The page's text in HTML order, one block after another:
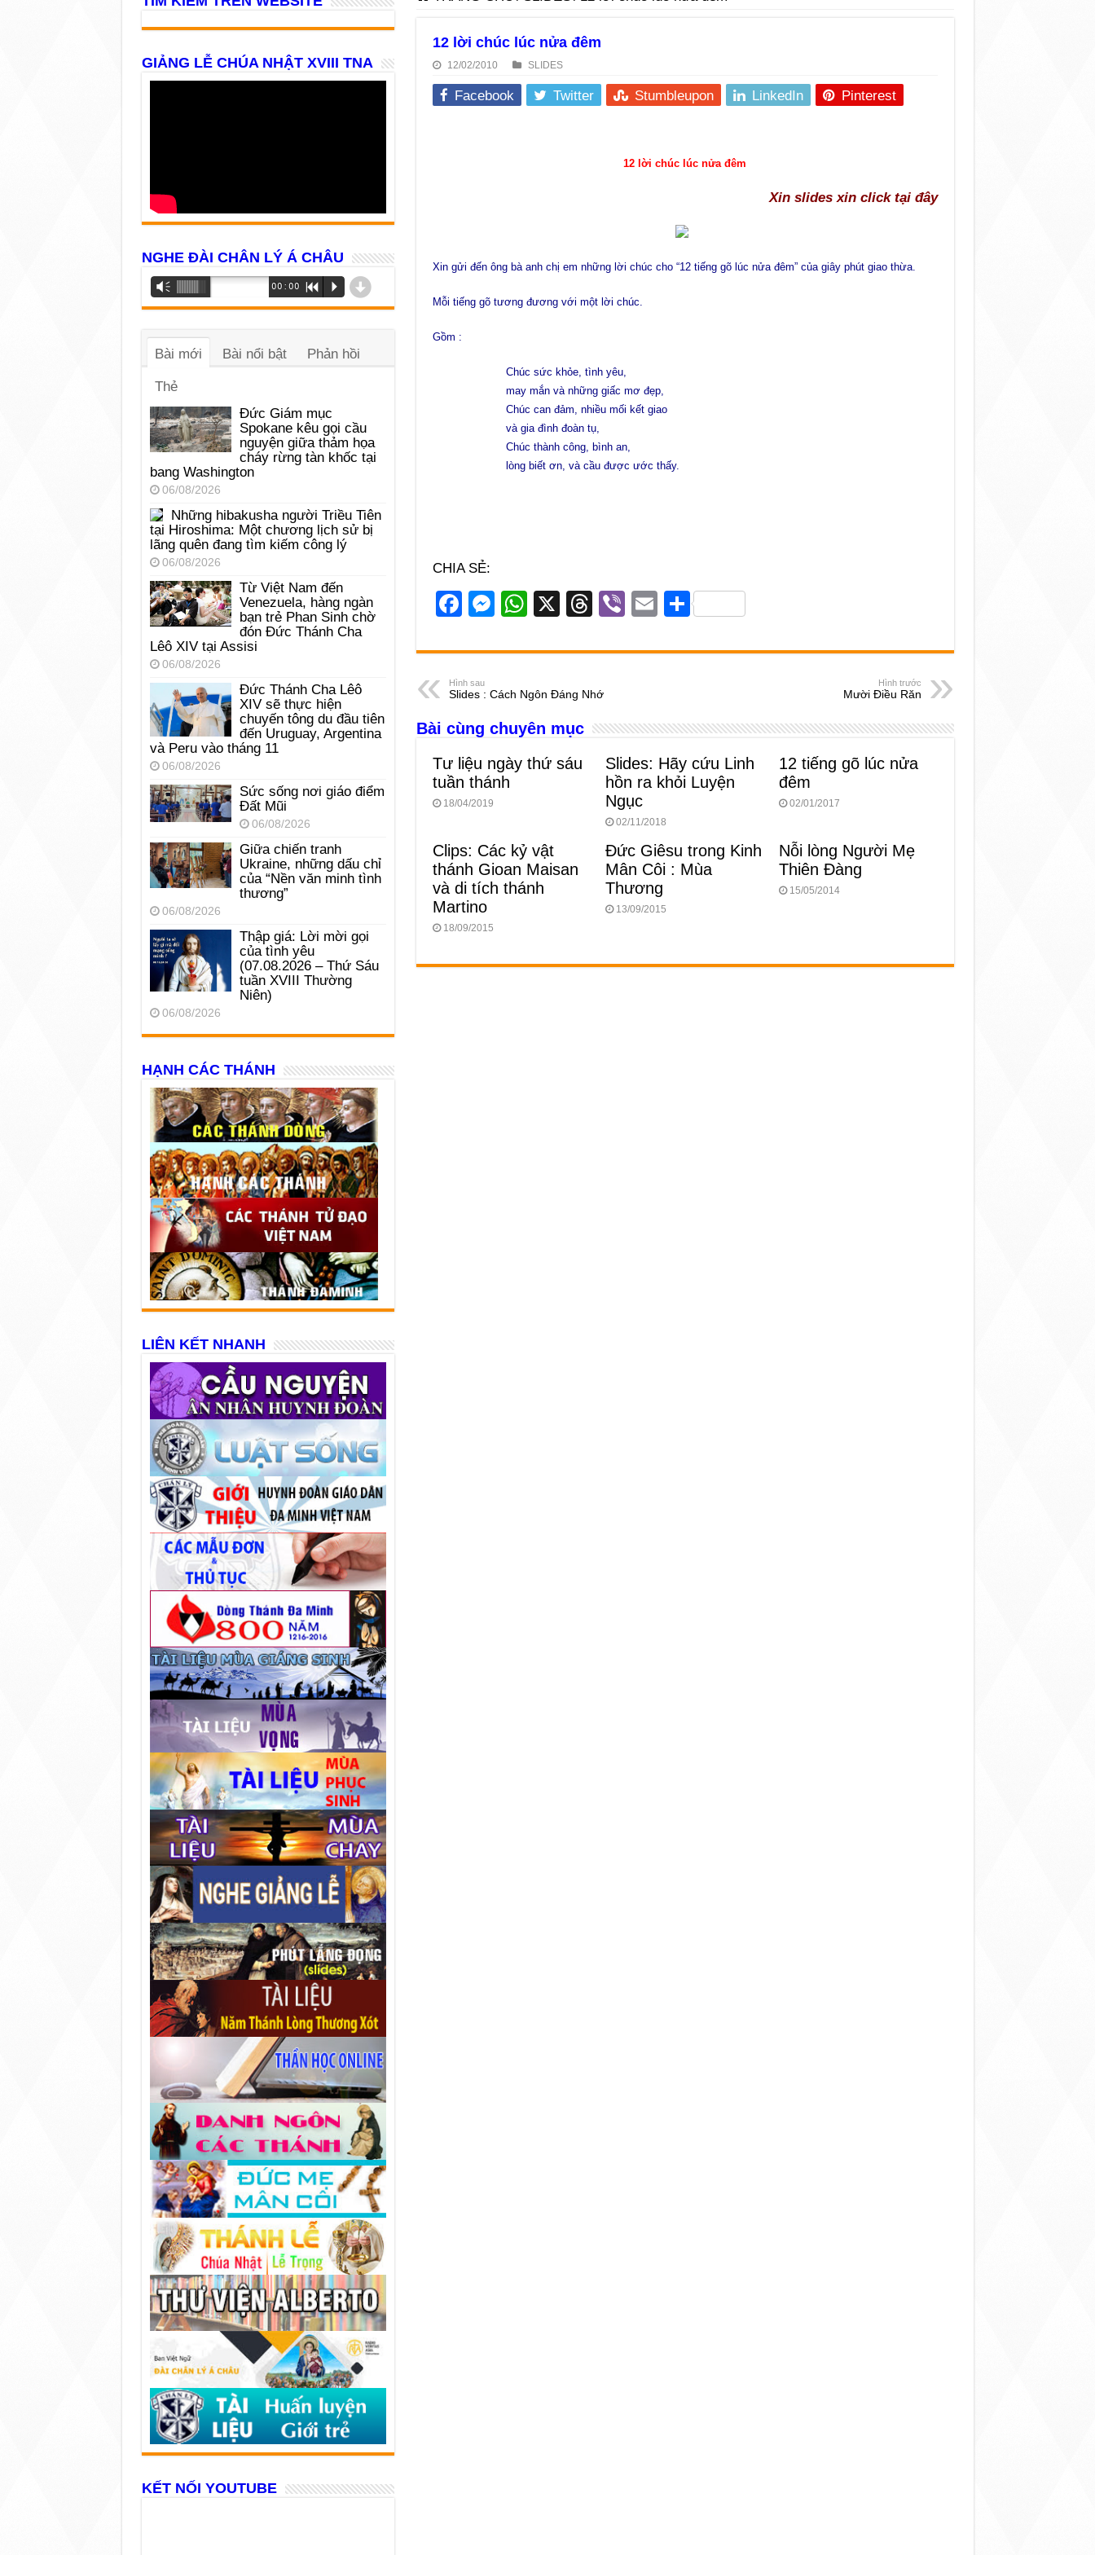
12 lời chúc lúc nửa đêm
12/02/2010 SLIDES
Facebook Twitter Stumbleupon LinkedIn Pinterest
12 lời chúc lúc nửa đêm
Xin slides xin click tại đây
Xin gửi đến ông bà anh chị em những lời chúc cho “12 tiếng gõ lúc nửa đêm” của giây phút giao thừa.
Mỗi tiếng gõ tương đương với một lời chúc.
Gồm :
Chúc sức khỏe, tình yêu,
may mắn và những giấc mơ đẹp,
Chúc can đảm, nhiều mối kết giao
và gia đình đoàn tụ,
Chúc thành công, bình an,
lòng biết ơn, và cầu được ước thấy.
CHIA SẺ:
F
c
e
b
o
o
k
M
ss
n
g
er
W
at
A
p
p
X
T
e
d
s
Vi
er
E
ail
S
ar
Hình sau
Slides : Cách Ngôn Đáng Nhớ
Hình trước
Mười Điều Răn
Bài cùng chuyên mục
Tư liệu ngày thứ sáu
tuần thánh
18/04/2019
Slides: Hãy cứu Linh
hồn ra khỏi Luyện
Ngục
02/11/2018
12 tiếng gõ lúc nửa
đêm
02/01/2017
Clips: Các kỷ vật
thánh Gioan Maisan
và di tích thánh
Martino
18/09/2015
Đức Giêsu trong Kinh
Mân Côi : Mùa
Thương
13/09/2015
Nỗi lòng Người Mẹ
Thiên Đàng
15/05/2014
GIẢNG LỄ CHÚA NHẬT XVIII TNA
NGHE ĐÀI CHÂN LÝ Á CHÂU
Trình
phát
âm
Vm 00:00 R P d
Bài mới Bài nổi bật Phản hồi
Thẻ
Đức Giám mục
Spokane kêu gọi cầu
nguyện giữa thảm họa
cháy rừng tàn khốc tại
bang Washington
06/08/2026
Những hibakusha người Triều Tiên
tại Hiroshima: Một chương lịch sử bị
lãng quên đang tìm kiếm công lý
06/08/2026
Từ Việt Nam đến
Venezuela, hàng ngàn
bạn trẻ Phan Sinh chờ
đón Đức Thánh Cha
Lêô XIV tại Assisi
06/08/2026
Đức Thánh Cha Lêô
XIV sẽ thực hiện
chuyến tông du đầu tiên
đến Uruguay, Argentina
và Peru vào tháng 11
06/08/2026
Sức sống nơi giáo điểm
Đất Mũi
06/08/2026
Giữa chiến tranh
Ukraine, những dấu chỉ
của “Nền văn minh tình
thương”
06/08/2026
Thập giá: Lời mời gọi
của tình yêu
(07.08.2026 – Thứ Sáu
tuần XVIII Thường
Niên)
06/08/2026
HẠNH CÁC THÁNH
LIÊN KẾT NHANH
KẾT NỐI YOUTUBE